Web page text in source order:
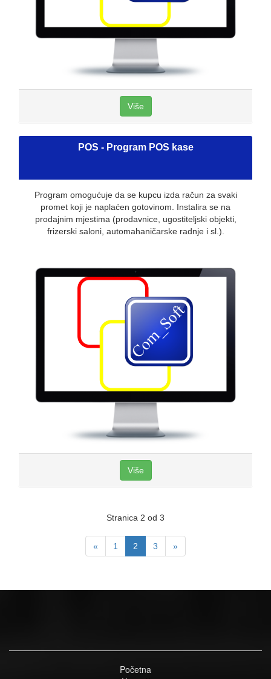
Više
POS - Program POS kase
Program omogućuje da se kupcu izda račun za svaki
promet koji je naplaćen gotovinom. Instalira se na
prodajnim mjestima (prodavnice, ugostiteljski objekti,
frizerski saloni, automahaničarske radnje i sl.).
Više
Stranica 2 od 3
« 1 2 3 »
Početna